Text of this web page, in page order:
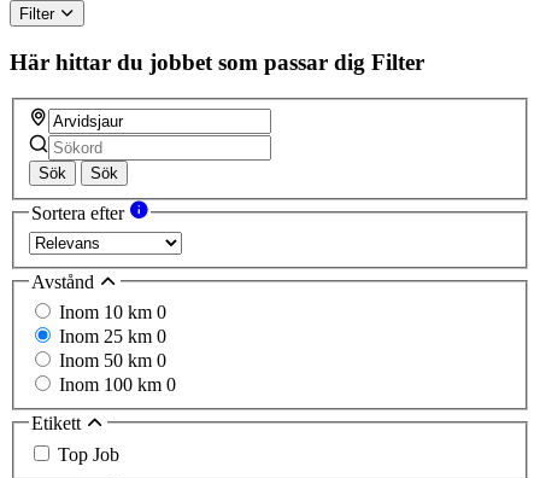
Filter
Här hittar du jobbet som passar dig Filter
Sök Sök
Sortera efter
Avstånd
Inom 10 km 0
Inom 25 km 0
Inom 50 km 0
Inom 100 km 0
Etikett
Top Job